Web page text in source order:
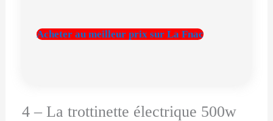
Acheter au meilleur prix sur La Fnac
4 – La trottinette électrique 500w